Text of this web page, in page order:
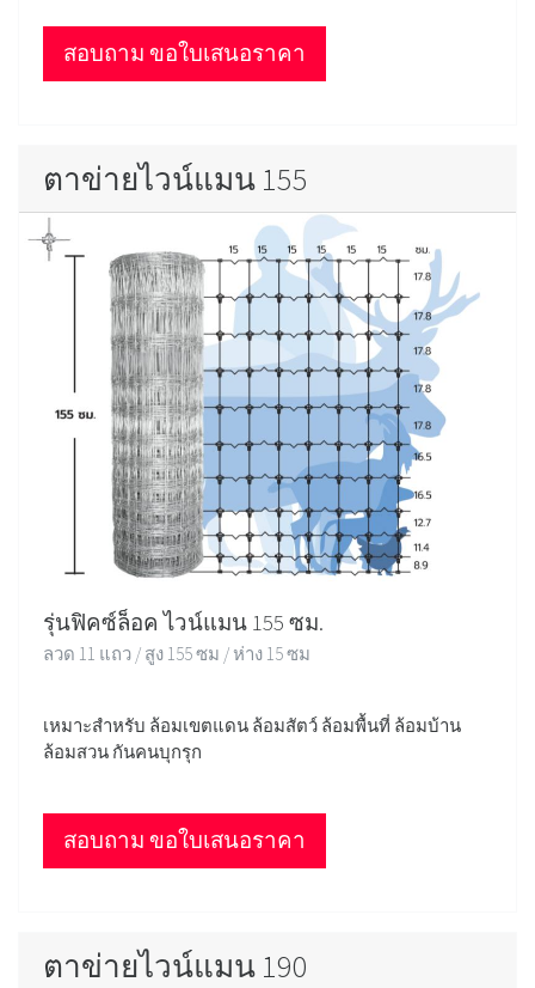
สอบถาม ขอใบเสนอราคา
ตาข่ายไวน์แมน 155
รุ่นฟิคซ์ล็อค ไวน์แมน 155 ซม.
ลวด 11 แถว / สูง 155 ซม / ห่าง 15 ซม
เหมาะสำหรับ ล้อมเขตแดน ล้อมสัตว์ ล้อมพื้นที่ ล้อมบ้าน
ล้อมสวน กันคนบุกรุก
สอบถาม ขอใบเสนอราคา
ตาข่ายไวน์แมน 190